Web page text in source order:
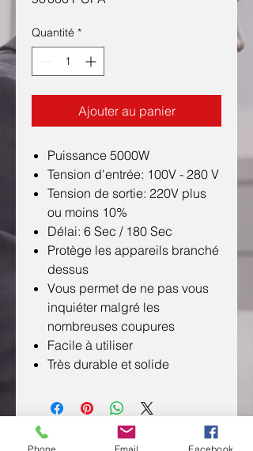
Quantité *
Ajouter au panier
Puissance 5000W
Tension d'entrée: 100V - 280 V
Tension de sortie: 220V plus
ou moins 10%
Délai: 6 Sec / 180 Sec
Protège les appareils branché
dessus
Vous permet de ne pas vous
inquiéter malgré les
nombreuses coupures
Facile à utiliser
Très durable et solide
Phone Email Facebook